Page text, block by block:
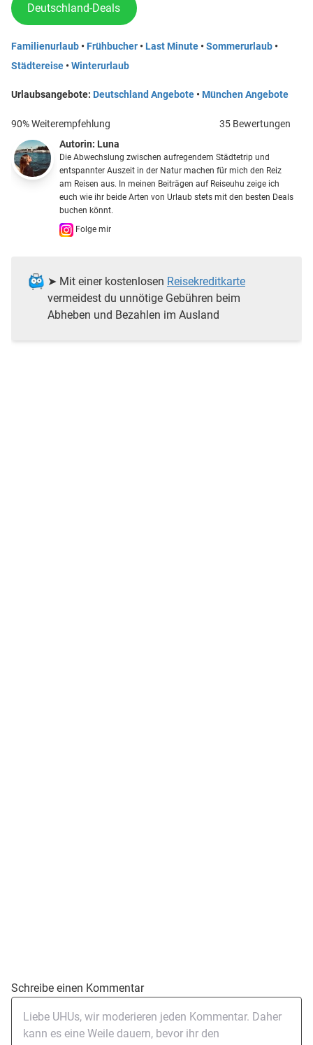
Deutschland-Deals
Familienurlaub • Frühbucher • Last Minute •Sommerurlaub •
Städtereise •Winterurlaub
Urlaubsangebote: Deutschland Angebote • München Angebote
90% Weiterempfehlung
35 Bewertungen
Autorin: Luna
Die Abwechslung zwischen aufregendem Städtetrip und
entspannter Auszeit in der Natur machen für mich den Reiz
am Reisen aus. In meinen Beiträgen auf Reiseuhu zeige ich
euch wie ihr beide Arten von Urlaub stets mit den besten Deals
buchen könnt.
Folge mir
➤ Mit einer kostenlosen Reisekreditkarte
vermeidest du unnötige Gebühren beim
Abheben und Bezahlen im Ausland
Schreibe einen Kommentar